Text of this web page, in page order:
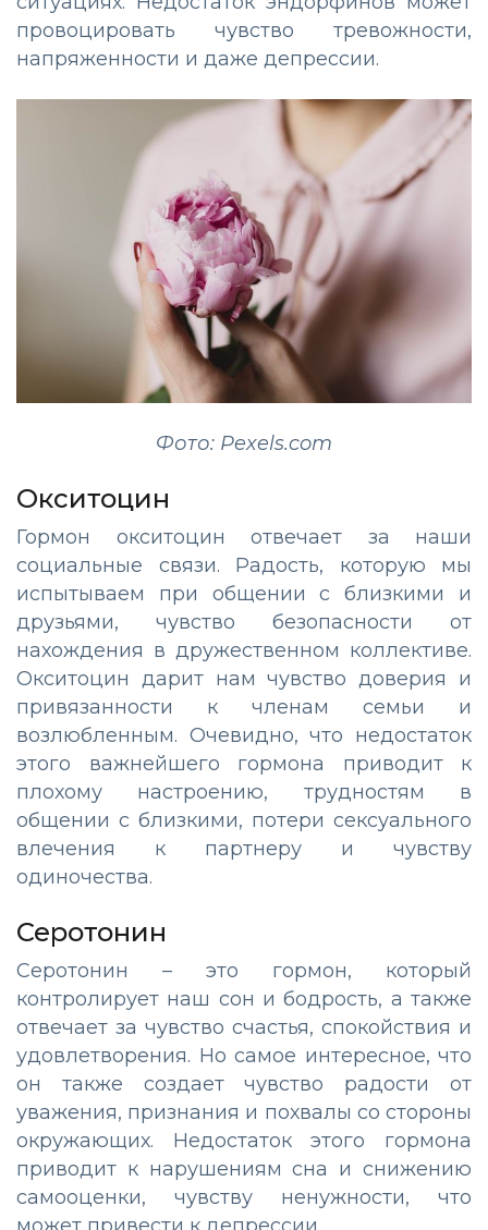
провоцировать чувство тревожности,
напряженности и даже депрессии.
Фото: Pexels.com
Окситоцин
Гормон окситоцин отвечает за наши
социальные связи. Радость, которую мы
испытываем при общении с близкими и
друзьями, чувство безопасности от
нахождения в дружественном коллективе.
Окситоцин дарит нам чувство доверия и
привязанности к членам семьи и
возлюбленным. Очевидно, что недостаток
этого важнейшего гормона приводит к
плохому настроению, трудностям в
общении с близкими, потери сексуального
влечения к партнеру и чувству
одиночества.
Серотонин
Серотонин – это гормон, который
контролирует наш сон и бодрость, а также
отвечает за чувство счастья, спокойствия и
удовлетворения. Но самое интересное, что
он также создает чувство радости от
уважения, признания и похвалы со стороны
окружающих. Недостаток этого гормона
приводит к нарушениям сна и снижению
самооценки, чувству ненужности, что
может привести к депрессии.